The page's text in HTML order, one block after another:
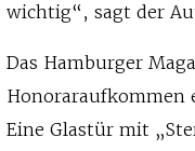
wichtig“, sagt der
Das Hamburger
Honoraraufkommen
Eine Glastür mit